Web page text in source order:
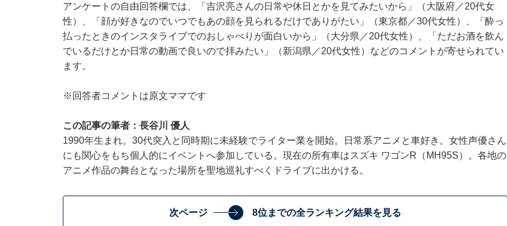
アンケートの自由回答欄では、「吉沢亮さんの日常や休日とかを見てみたいから」（大阪府／20代女
性）、「顔が好きなのでいつでもあの顔を見られるだけでありがたい」（東京都／30代女性）、「酔っ
払ったときのインスタライブでのおしゃべりが面白いから」（大分県／20代女性）、「ただお酒を飲ん
でいるだけとか日常の動画で良いので拝みたい」（新潟県／20代女性）などのコメントが寄せられてい
ます。
※回答者コメントは原文ママです
この記事の筆者：長谷川 優人
1990年生まれ。30代突入と同時期に未経験でライター業を開始。日常系アニメと車好き。女性声優さん
にも関心をもち個人的にイベントへ参加している。現在の所有車はスズキ ワゴンR（MH95S）。各地の
アニメ作品の舞台となった場所を聖地巡礼すべくドライブに出かける。
次ページ 8位までの全ランキング結果を見る